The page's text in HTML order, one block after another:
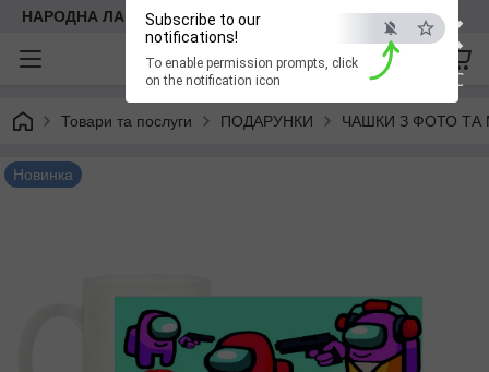
×
ESC
Subscribe to our
notifications!
To enable permission prompts, click
on the notification icon
НАРОДНА ЛАВКА
Товари та послуги ПОДАРУНКИ ЧАШКИ З ФОТО
Новинка